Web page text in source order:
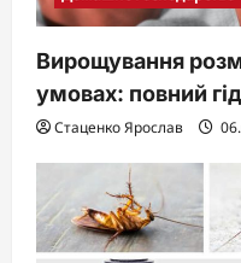
Вирощування
умовах: повний гід
Стаценко Ярослав